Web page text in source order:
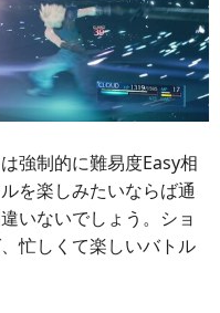
強制的に難易度Easy相
を楽しみたいならば通
いないでしょう。ショ
忙しくて楽しいバトル